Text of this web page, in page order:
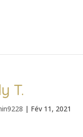
T.
| Fév 11, 2021